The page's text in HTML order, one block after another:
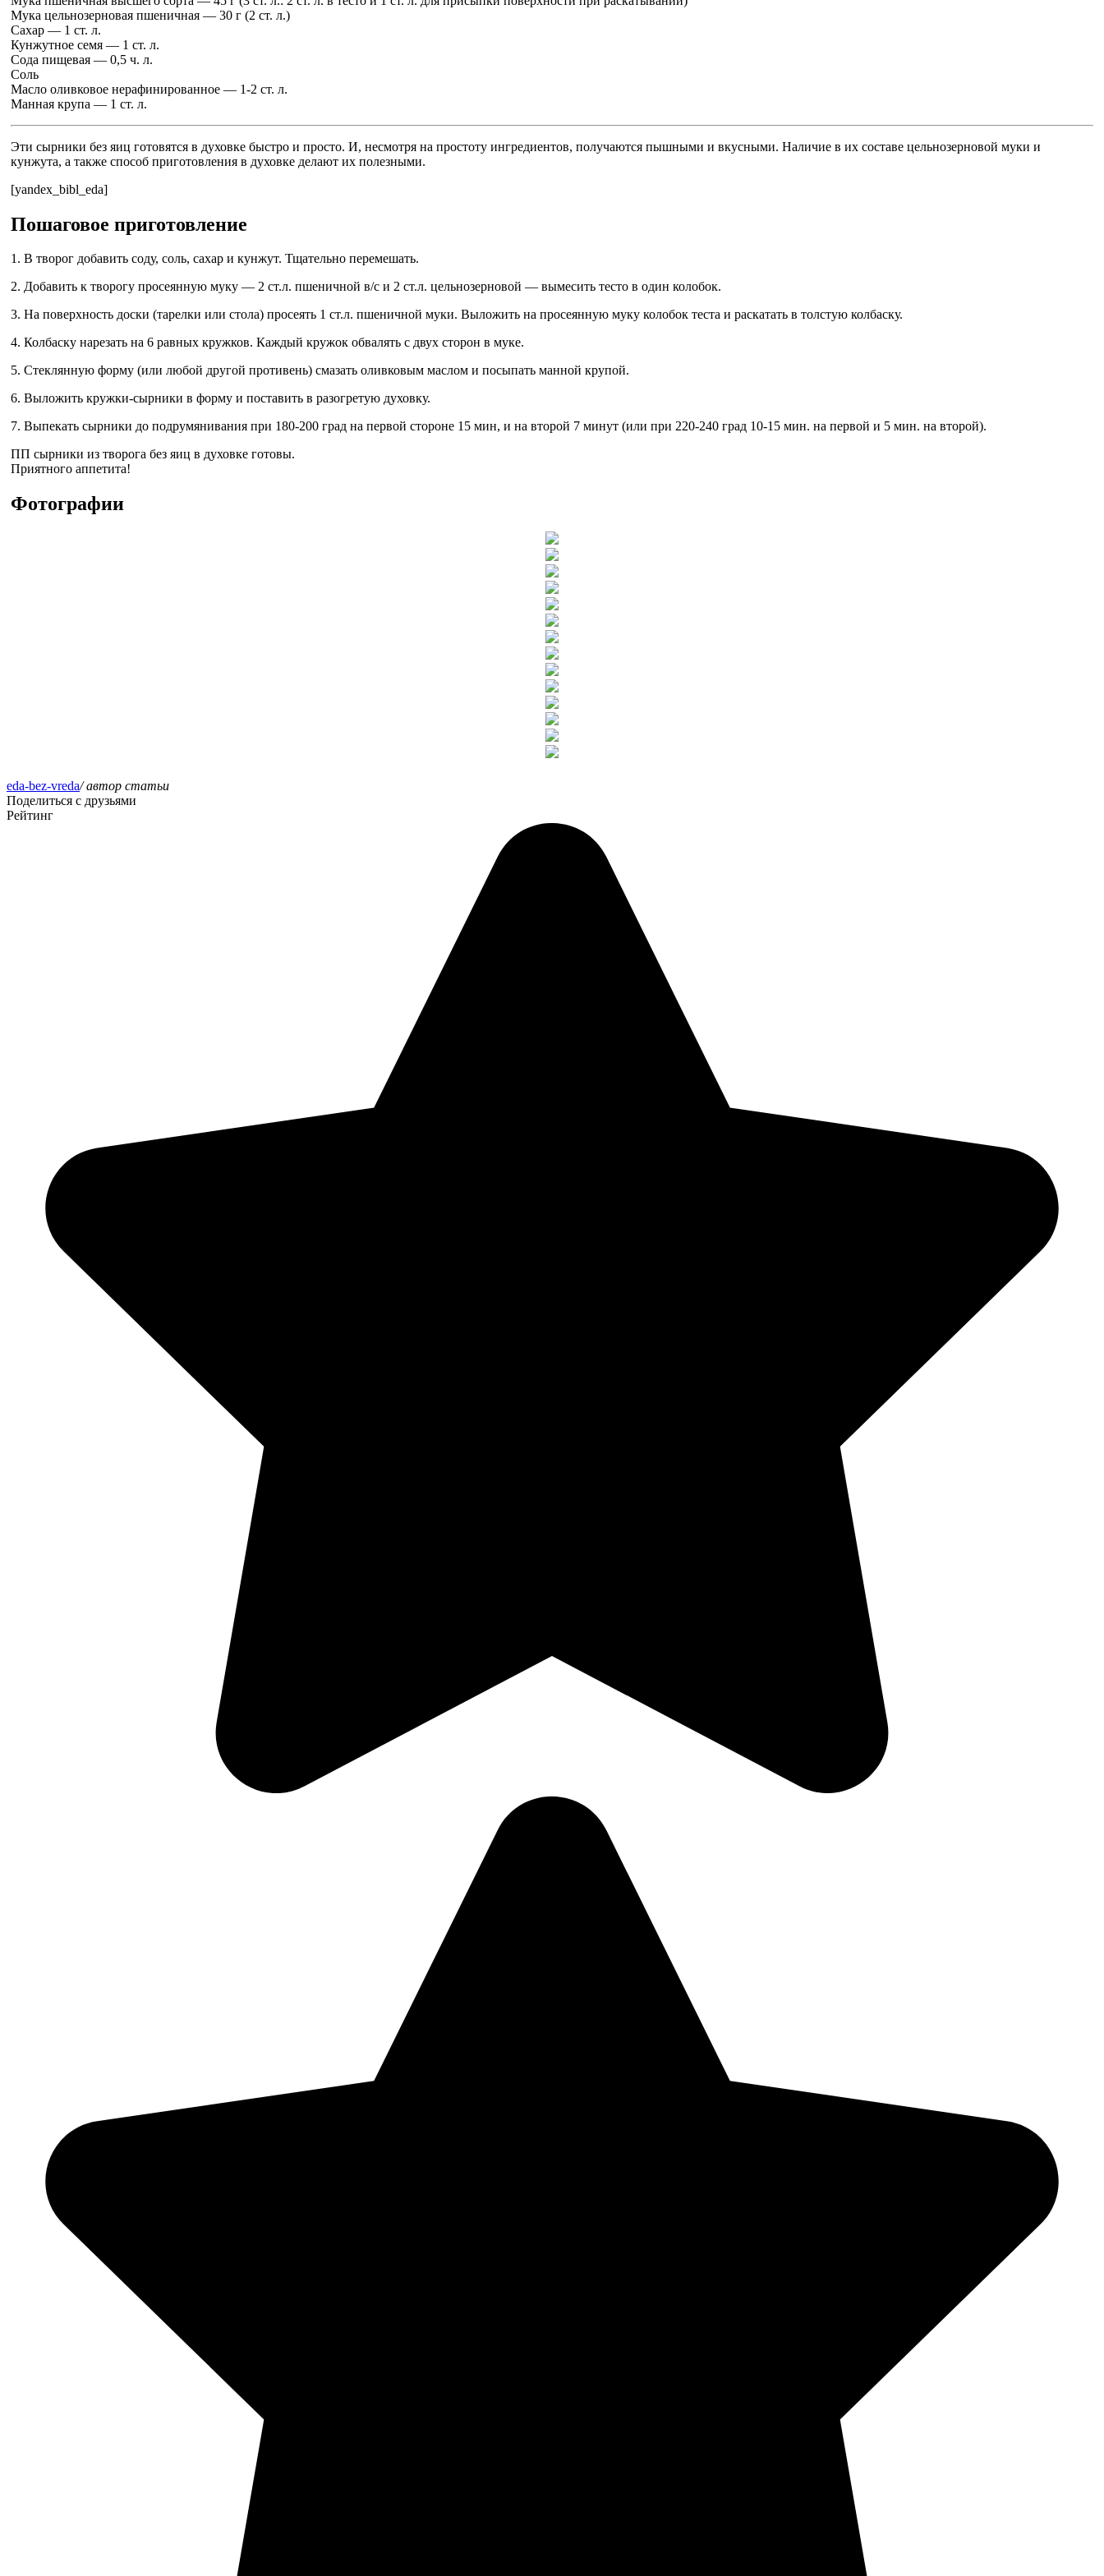
Мука цельнозерновая пшеничная — 30 г (2 ст. л.)
Сахар — 1 ст. л.
Кунжутное семя — 1 ст. л.
Сода пищевая — 0,5 ч. л.
Соль
Масло оливковое нерафинированное — 1-2 ст. л.
Манная крупа — 1 ст. л.
Эти сырники без яиц готовятся в духовке быстро и просто. И, несмотря на простоту ингредиентов, получаются пышными и вкусными. Наличие в их составе цельнозерновой муки и
кунжута, а также способ приготовления в духовке делают их полезными.
[yandex_bibl_eda]
Пошаговое приготовление
1. В творог добавить соду, соль, сахар и кунжут. Тщательно перемешать.
2. Добавить к творогу просеянную муку — 2 ст.л. пшеничной в/с и 2 ст.л. цельнозерновой — вымесить тесто в один колобок.
3. На поверхность доски (тарелки или стола) просеять 1 ст.л. пшеничной муки. Выложить на просеянную муку колобок теста и раскатать в толстую колбаску.
4. Колбаску нарезать на 6 равных кружков. Каждый кружок обвалять с двух сторон в муке.
5. Стеклянную форму (или любой другой противень) смазать оливковым маслом и посыпать манной крупой.
6. Выложить кружки-сырники в форму и поставить в разогретую духовку.
7. Выпекать сырники до подрумянивания при 180-200 град на первой стороне 15 мин, и на второй 7 минут (или при 220-240 град 10-15 мин. на первой и 5 мин. на второй).
ПП сырники из творога без яиц в духовке готовы.
Приятного аппетита!
Фотографии
eda-bez-vreda/ автор статьи
Поделиться с друзьями
Рейтинг